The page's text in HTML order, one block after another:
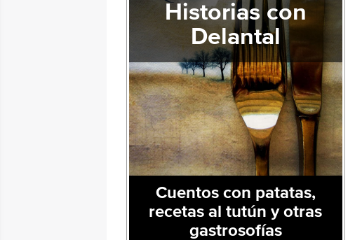
Historias con
Delantal
Cuentos con patatas,
recetas al tutún y otras
gastrosofías